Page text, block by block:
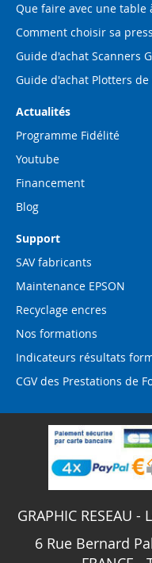
Que faire avec une table
Comment choisir sa
Guide d'achat Scanners
Guide d'achat Plotters
Actualités
Programme Fidélité
Youtube
Financement
Blog
Support
SAV fabricants
Maintenance EPSON
Recyclage encres
Nos formations
Indicateurs résultats
CGV des Prestations de
GRAPHIC RESEAU
6 Rue Bernard